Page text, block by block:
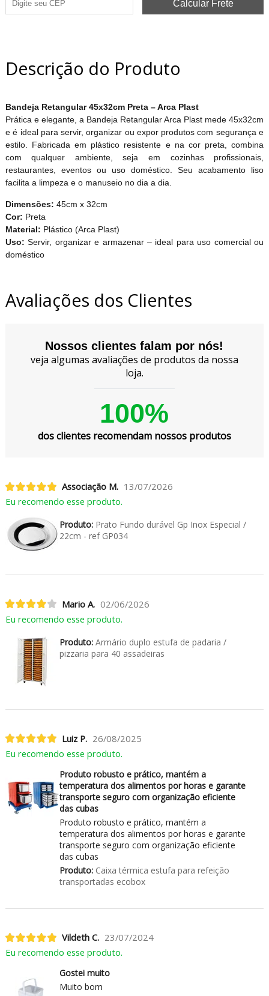
Descrição do Produto
Bandeja Retangular 45x32cm Preta – Arca Plast
Prática e elegante, a Bandeja Retangular Arca Plast mede 45x32cm
e é ideal para servir, organizar ou expor produtos com segurança e
estilo. Fabricada em plástico resistente e na cor preta, combina
com qualquer ambiente, seja em cozinhas profissionais,
restaurantes, eventos ou uso doméstico. Seu acabamento liso
facilita a limpeza e o manuseio no dia a dia.
Dimensões: 45cm x 32cm
Cor: Preta
Material: Plástico (Arca Plast)
Uso: Servir, organizar e armazenar – ideal para uso comercial ou
doméstico
Avaliações dos Clientes
Nossos clientes falam por nós!
veja algumas avaliações de produtos da nossa
loja.
100%
dos clientes recomendam nossos produtos
Associação M. 13/07/2026
Eu recomendo esse produto.
Produto:Prato Fundo durável Gp Inox Especial /
22cm - ref GP034
Mario A. 02/06/2026
Eu recomendo esse produto.
Produto:Armário duplo estufa de padaria /
pizzaria para 40 assadeiras
Luiz P. 26/08/2025
Eu recomendo esse produto.
Produto robusto e prático, mantém a
temperatura dos alimentos por horas e garante
transporte seguro com organização eficiente
das cubas
Produto robusto e prático, mantém a
temperatura dos alimentos por horas e garante
transporte seguro com organização eficiente
das cubas
Produto:Caixa térmica estufa para refeição
transportadas ecobox
Vildeth C. 23/07/2024
Eu recomendo esse produto.
Gostei muito
Muito bom